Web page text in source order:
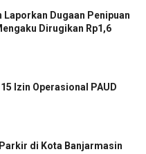
Dugaan Penipuan
Dirugikan Rp1,6
Izin Operasional PAUD
di Kota Banjarmasin